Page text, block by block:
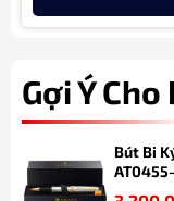
Gợi Ý Cho
Bút Bi
Dàng,